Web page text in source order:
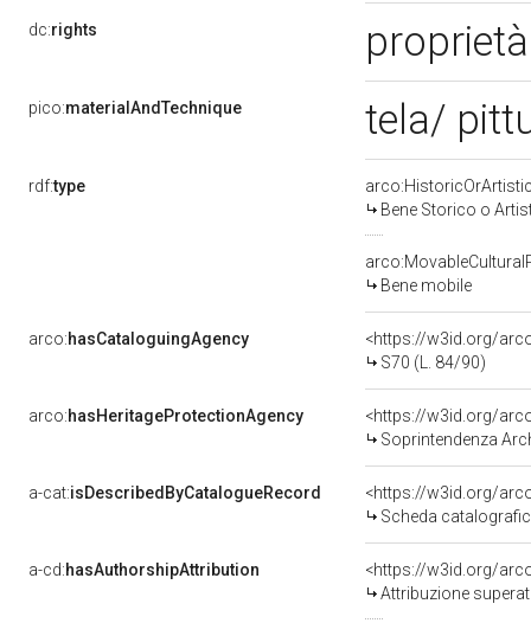
dc:rights
pico:materialAndTechnique tela/
rdf:type
Bene Storico o
Bene mobile
arco:hasCataloguingAgency
<https://w3id.org/
S70 (L. 84/90)
arco:hasHeritageProtectionAgency
<https://w3id.org/
Soprintendenza
a-cat:isDescribedByCatalogueRecord
<https://w3id.org/
Scheda
a-cd:hasAuthorshipAttribution
<https://w3id.org/
Attribuzione